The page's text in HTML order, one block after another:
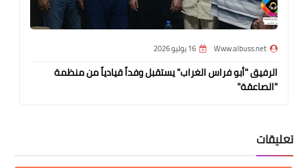
Www.albuss.net 16 يوليو 2026
الرفيق "أبو فراس الغراب" يستقبل وفداً قيادياً من منظمة
"الصاعقة"
تعليقات